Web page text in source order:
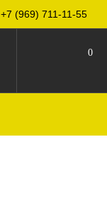
+7 (969) 711-11-55
0